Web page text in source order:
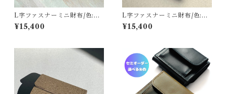
L字ファスナーミニ財布/色:ブ
ラック/オイルワックス
¥15,400
L字ファスナーミニ財布/色:モ
カ/オイルワックス
¥15,400